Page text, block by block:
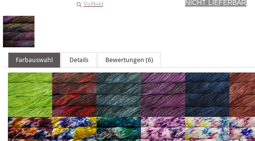
Vollbild
Farbauswahl Details Bewertungen (6)